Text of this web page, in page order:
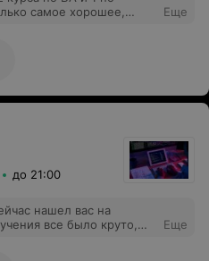
самое хорошее,
подается
большой плюс - это
естественно всё
время пройти
Еще
до 21:00
нашел вас на
все было круто,
Еще